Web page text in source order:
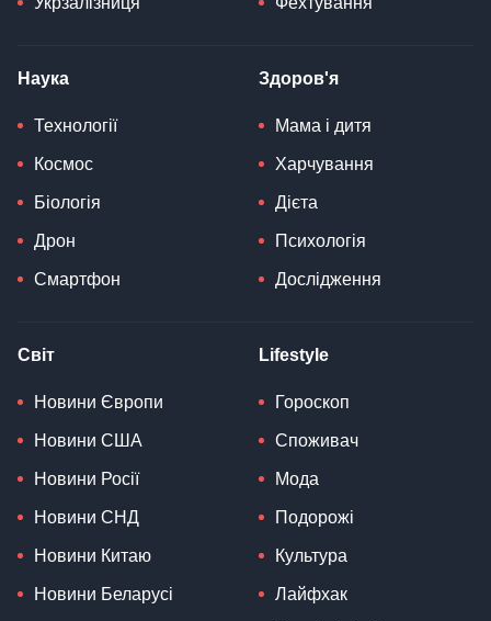
Наука
Технології
Космос
Біологія
Дрон
Смартфон
Здоров'я
Мама і дитя
Харчування
Дієта
Психологія
Дослідження
Світ
Новини Європи
Новини США
Новини Росії
Новини СНД
Новини Китаю
Новини Беларусі
Lifestyle
Гороскоп
Споживач
Мода
Подорожі
Культура
Лайфхак